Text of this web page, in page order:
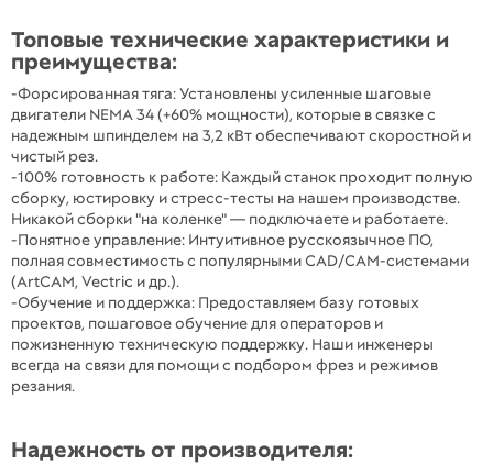
Топовые технические характеристики и
преимущества:
-Форсированная тяга: Установлены усиленные шаговые
двигатели NEMA 34 (+60% мощности), которые в связке с
надежным шпинделем на 3,2 кВт обеспечивают скоростной и
чистый рез.
-100% готовность к работе: Каждый станок проходит полную
сборку, юстировку и стресс-тесты на нашем производстве.
Никакой сборки "на коленке" — подключаете и работаете.
-Понятное управление: Интуитивное русскоязычное ПО,
полная совместимость с популярными CAD/CAM-системами
(ArtCAM, Vectric и др.).
-Обучение и поддержка: Предоставляем базу готовых
проектов, пошаговое обучение для операторов и
пожизненную техническую поддержку. Наши инженеры
всегда на связи для помощи с подбором фрез и режимов
резания.
Надежность от производителя: